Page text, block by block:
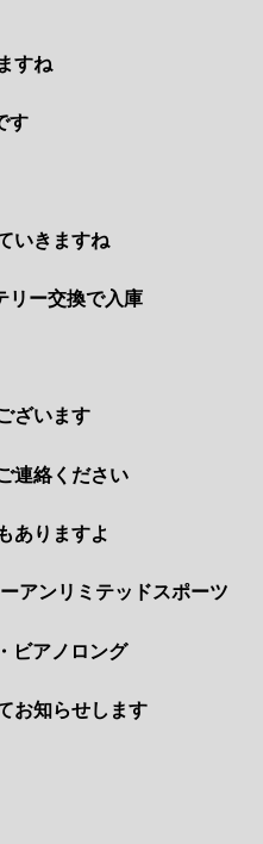
すね
す
いきますね
リー交換で入庫
ざいます
連絡ください
ありますよ
アンリミテッドスポーツ
ビアノロング
お知らせします